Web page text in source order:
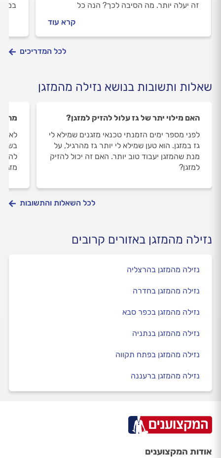
זה יעלה יותר. מה הסיבה לכך? הנה כל
קרא עוד
לכל המדריכים
שאלות ותשובות בנושא נזילה מהמזגן
האם מילוי יתר של גז עלול להזיק למזגן?
לפני מספר ימים הזמנתי טכנאי מזגנים שמילא לי
גז במזגן. הוא טען שמילא לי יותר גז מהרגיל, על
מנת שהמזגן יעבוד טוב יותר. האם זה יכול להזיק
למזגן?
מה
לכל השאלות והתשובות
נזילה מהמזגן באזורים קרובים
נזילה מהמזגן בהרצליה
נזילה מהמזגן בחדרה
נזילה מהמזגן בכפר סבא
נזילה מהמזגן בנתניה
נזילה מהמזגן בפתח תקווה
נזילה מהמזגן ברעננה
אודות המקצוענים